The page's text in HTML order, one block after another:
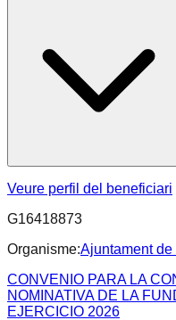
Veure perfil del beneficiari
G16418873
Organisme:Ajuntament
CONVENIO PARA LA
NOMINATIVA DE LA
EJERCICIO 2026